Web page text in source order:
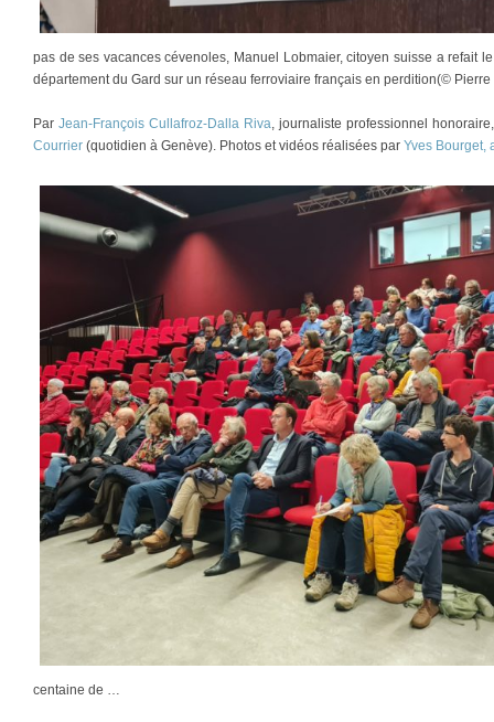
pas de ses vacances cévenoles, Manuel Lobmaier, citoyen suisse a refait
département du Gard sur un réseau ferroviaire français en perdition(©
Par Jean-François Cullafroz-Dalla Riva, journaliste professionnel
Courrier (quotidien à Genève). Photos et vidéos réalisées par Yves Bourget,
centaine de …